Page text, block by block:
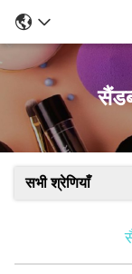
सभी श्रेणियाँ